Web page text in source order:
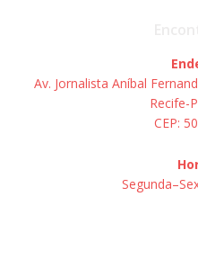
Av. Jornalista Aníbal
Recife-
CEP: